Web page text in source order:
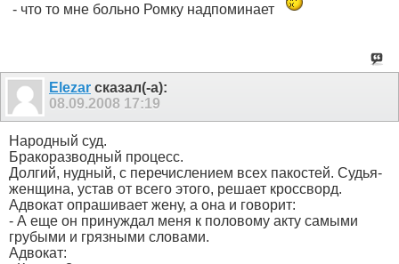
- что то мне больно Ромку надпоминает
Elezar сказал(-а):
08.09.2008 17:19
Народный суд.
Бракоразводный процесс.
Долгий, нудный, с перечислением всех пакостей. Судья-
женщина, устав от всего этого, решает кроссворд.
Адвокат опрашивает жену, а она и говорит:
- А еще он принуждал меня к половому акту самыми
грубыми и грязными словами.
Адвокат: